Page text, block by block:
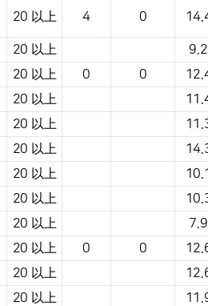
20 以上 4 0
20 以上
9.2
20 以上 0 0
20 以上
20 以上
20 以上
20 以上
20 以上
20 以上
7.9
20 以上 0 0
20 以上
20 以上